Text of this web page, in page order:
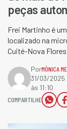
peças
Frei Martinho é
localizado na
Cuité-Nova
PorMÔNICA
31/03/2025
às 11:10
COMPARTILHE